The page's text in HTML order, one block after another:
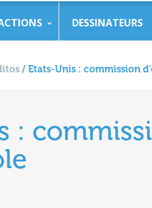
DESSINATEURS
/ Etats-Unis : commission
: